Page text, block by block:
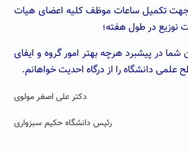
جهت تکمیل ساعات موظف کلیه اعضای هیات
نوزیع در طول هفته؛
شما در پیشبرد هرچه بهتر امور گروه و ایفای
دانشگاه را از درگاه احدیت خواهانم.
دکتر علی اصغر مولوی
رئیس دانشگاه حکیم سبزواری